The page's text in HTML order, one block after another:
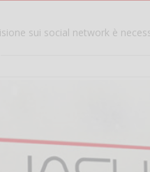
sui social network è